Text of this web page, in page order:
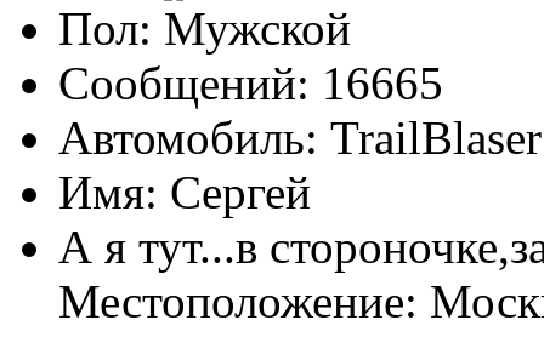
Пол:
Сообщений: 16665
Автомобиль:
Имя: Сергей
А я тут...в
Местоположение: